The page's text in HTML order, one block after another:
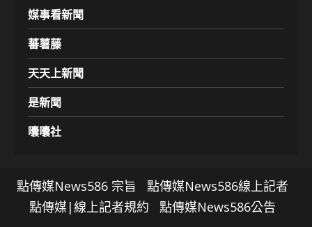
媒事看新聞
蕃薯藤
天天上新聞
是新聞
囔囔社
點傳媒News586 宗旨
點傳媒News586線上記者
點傳媒|線上記者規約
點傳媒News586公告